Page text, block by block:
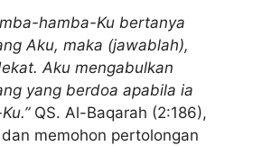
hamba-Ku bertanya
Aku, maka (jawablah),
Aku mengabulkan
yang berdoa apabila ia
QS. Al-Baqarah (2:186),
memohon pertolongan